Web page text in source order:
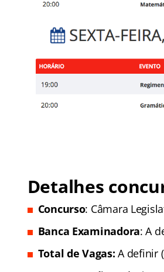
Detalhes
Concurso: Câmara
Banca Examinadora: A
Total de Vagas: A definir